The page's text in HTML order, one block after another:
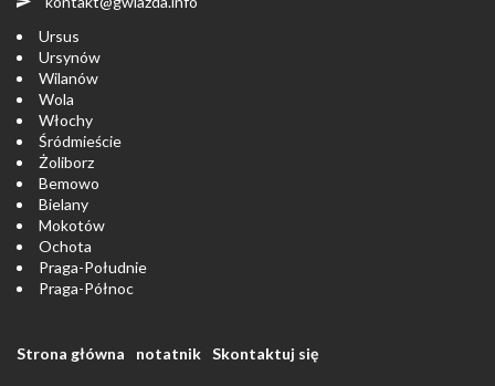
Ursus
Ursynów
Wilanów
Wola
Włochy
Śródmieście
Żoliborz
Bemowo
Bielany
Mokotów
Ochota
Praga-Południe
Praga-Północ
Strona główna notatnik Skontaktuj się